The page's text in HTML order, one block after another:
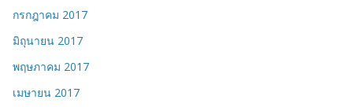
กรกฎาคม 2017
มิถุนายน 2017
พฤษภาคม 2017
เมษายน 2017